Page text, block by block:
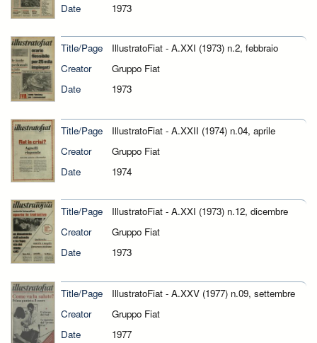
Date
1973
Title/Page
IllustratoFiat - A.XXI (1973) n.2, febbraio
Creator
Gruppo Fiat
Date
1973
Title/Page
IllustratoFiat - A.XXII (1974) n.04, aprile
Creator
Gruppo Fiat
Date
1974
Title/Page
IllustratoFiat - A.XXI (1973) n.12, dicembre
Creator
Gruppo Fiat
Date
1973
Title/Page
IllustratoFiat - A.XXV (1977) n.09, settembre
Creator
Gruppo Fiat
Date
1977